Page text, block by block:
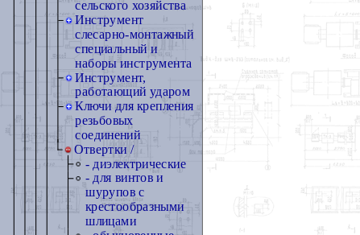
сельского хозяйства
Инструмент
слесарно-монтажный
специальный и
наборы инструмента
Инструмент,
работающий ударом
Ключи для крепления
резьбовых
соединений
Отвертки /
- диэлектрические
- для винтов и
шурупов с
крестообразными
шлицами